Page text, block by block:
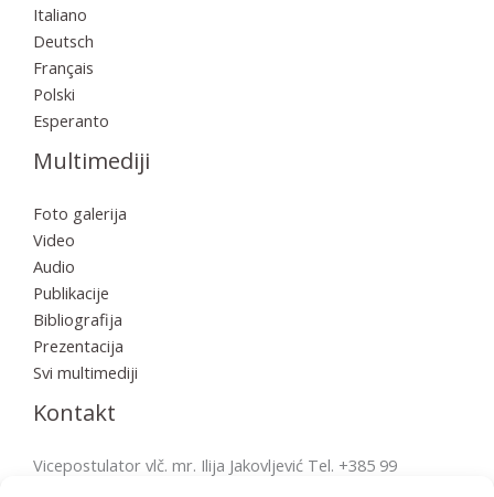
Italiano
Deutsch
Français
Polski
Esperanto
Multimediji
Foto galerija
Video
Audio
Publikacije
Bibliografija
Prezentacija
Svi multimediji
Kontakt
Vicepostulator vlč. mr. Ilija Jakovljević Tel. +385 99